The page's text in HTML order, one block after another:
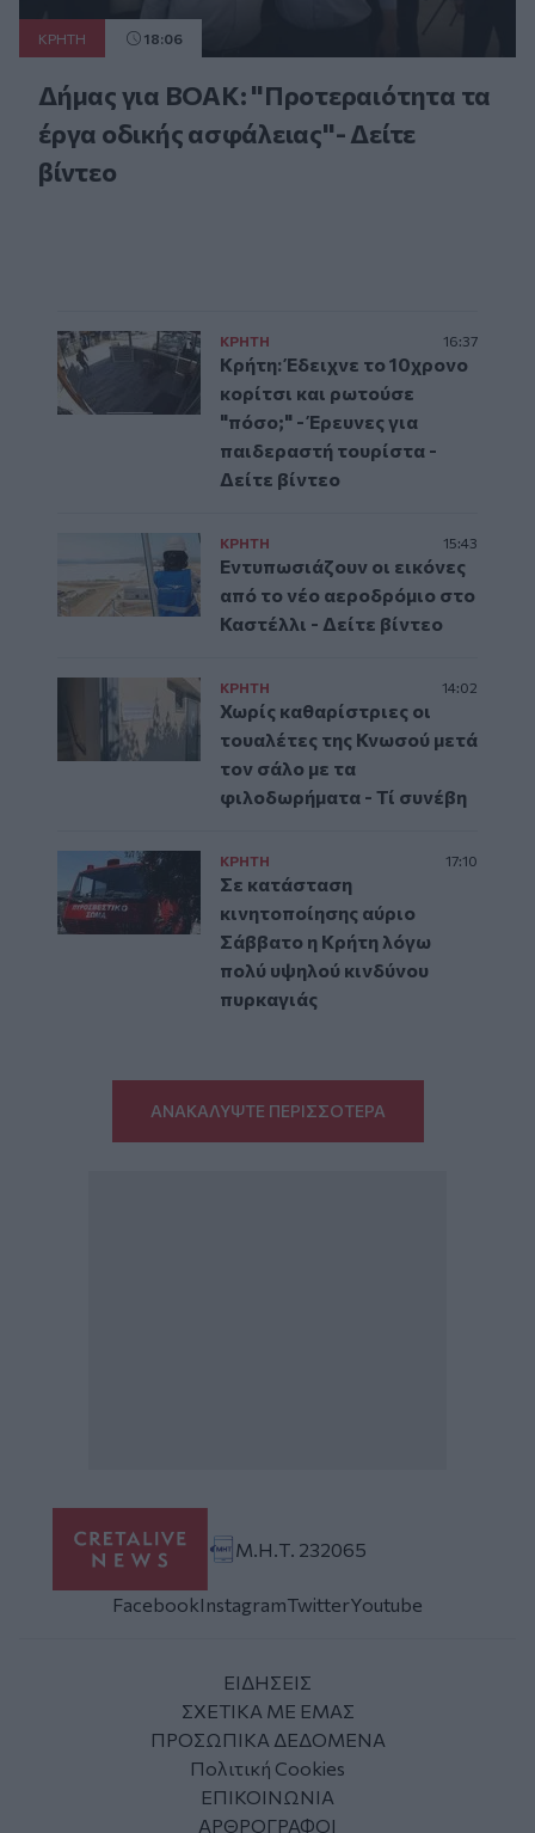
ΚΡΗΤΗ 18:06
Δήμας για ΒΟΑΚ: "Προτεραιότητα τα
έργα οδικής ασφάλειας"- Δείτε
βίντεο
ΚΡΗΤΗ 16:37
Κρήτη: Έδειχνε το 10χρονο
κορίτσι και ρωτούσε
"πόσο;" - Έρευνες για
παιδεραστή τουρίστα -
Δείτε βίντεο
ΚΡΗΤΗ 15:43
Εντυπωσιάζουν οι εικόνες
από το νέο αεροδρόμιο στο
Καστέλλι - Δείτε βίντεο
ΚΡΗΤΗ 14:02
Χωρίς καθαρίστριες οι
τουαλέτες της Κνωσού μετά
τον σάλο με τα
φιλοδωρήματα - Τί συνέβη
ΚΡΗΤΗ 17:10
Σε κατάσταση
κινητοποίησης αύριο
Σάββατο η Κρήτη λόγω
πολύ υψηλού κινδύνου
πυρκαγιάς
ΑΝΑΚΑΛΥΨΤΕ ΠΕΡΙΣΣΟΤΕΡΑ
Μ.Η.Τ. 232065
FacebookInstagramTwitterYoutube
ΕΙΔΗΣΕΙΣ
ΣΧΕΤΙΚΑ ΜΕ ΕΜΑΣ
ΠΡΟΣΩΠΙΚΑ ΔΕΔΟΜΕΝΑ
Πολιτική Cookies
ΕΠΙΚΟΙΝΩΝΙΑ
ΑΡΘΡΟΓΡΑΦΟΙ